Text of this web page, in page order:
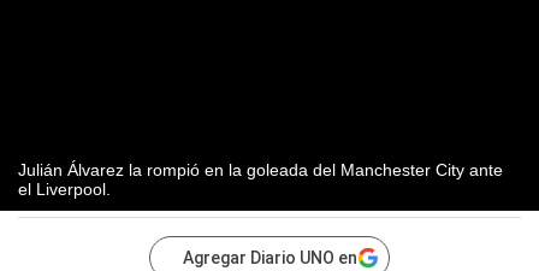
Julián Álvarez la rompió en la goleada del Manchester City ante
el Liverpool.
Agregar Diario UNO en